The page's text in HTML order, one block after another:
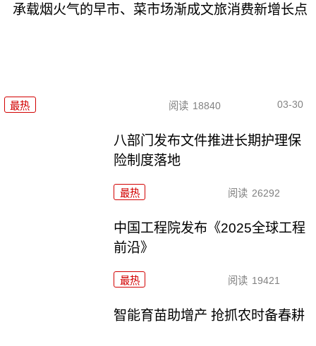
承载烟火气的早市、菜市场渐成文旅消费新增长点
最热 阅读 18840 03-30
八部门发布文件推进长期护理保
险制度落地
最热 阅读 26292
中国工程院发布《2025全球工程
前沿》
最热 阅读 19421
智能育苗助增产 抢抓农时备春耕